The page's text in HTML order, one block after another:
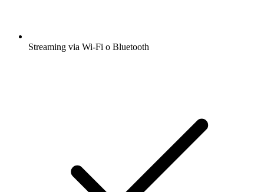
Streaming via Wi-Fi o Bluetooth